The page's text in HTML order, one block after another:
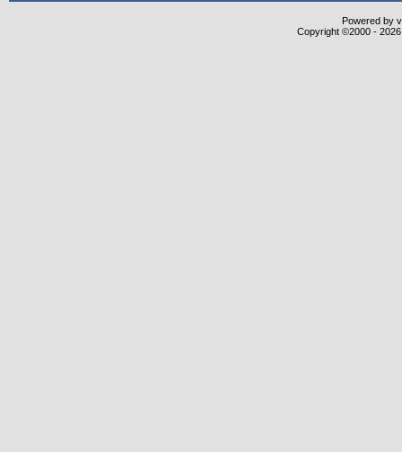
Powered by
Copyright ©2000 -